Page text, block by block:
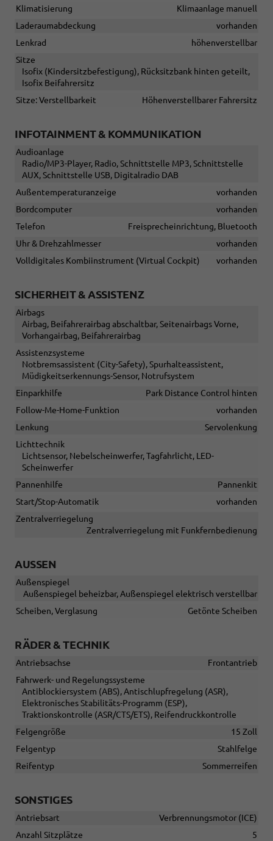
Klimatisierung
Klimaanlage manuell
Laderaumabdeckung
vorhanden
Lenkrad
höhenverstellbar
Sitze
Isofix (Kindersitzbefestigung), Rücksitzbank hinten geteilt,
Isofix Beifahrersitz
Sitze: Verstellbarkeit
Höhenverstellbarer Fahrersitz
INFOTAINMENT & KOMMUNIKATION
Audioanlage
Radio/MP3-Player, Radio, Schnittstelle MP3, Schnittstelle
AUX, Schnittstelle USB, Digitalradio DAB
Außentemperaturanzeige
vorhanden
Bordcomputer
vorhanden
Telefon
Freisprecheinrichtung, Bluetooth
Uhr & Drehzahlmesser
vorhanden
Volldigitales Kombiinstrument (Virtual Cockpit)
vorhanden
SICHERHEIT & ASSISTENZ
Airbags
Airbag, Beifahrerairbag abschaltbar, Seitenairbags Vorne,
Vorhangairbag, Beifahrerairbag
Assistenzsysteme
Notbremsassistent (City-Safety), Spurhalteassistent,
Müdigkeitserkennungs-Sensor, Notrufsystem
Einparkhilfe
Park Distance Control hinten
Follow-Me-Home-Funktion
vorhanden
Lenkung
Servolenkung
Lichttechnik
Lichtsensor, Nebelscheinwerfer, Tagfahrlicht, LED-
Scheinwerfer
Pannenhilfe
Pannenkit
Start/Stop-Automatik
vorhanden
Zentralverriegelung
Zentralverriegelung mit Funkfernbedienung
AUSSEN
Außenspiegel
Außenspiegel beheizbar, Außenspiegel elektrisch verstellbar
Scheiben, Verglasung
Getönte Scheiben
RÄDER & TECHNIK
Antriebsachse
Frontantrieb
Fahrwerk- und Regelungssysteme
Antiblockiersystem (ABS), Antischlupfregelung (ASR),
Elektronisches Stabilitäts-Programm (ESP),
Traktionskontrolle (ASR/CTS/ETS), Reifendruckkontrolle
Felgengröße
15 Zoll
Felgentyp
Stahlfelge
Reifentyp
Sommerreifen
SONSTIGES
Antriebsart
Verbrennungsmotor (ICE)
Anzahl Sitzplätze
5